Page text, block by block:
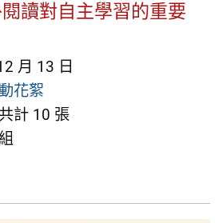
讀對自主學習的重要
月 13 日
花絮
計 10 張